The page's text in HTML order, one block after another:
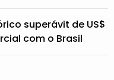
superávit de US$
com o Brasil